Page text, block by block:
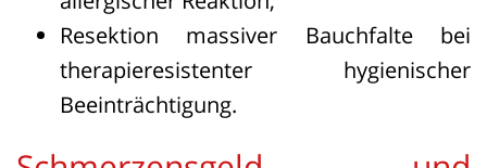
Resektion massiver Bauchfalte bei
therapieresistenter hygienischer
Beeinträchtigung.